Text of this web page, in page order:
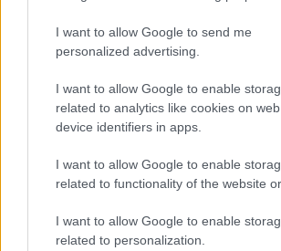
I want to allow Google to send me
personalized advertising.
I want to allow Google to enable
related to analytics like cookies on
device identifiers in apps.
I want to allow Google to enable
related to functionality of the website
I want to allow Google to enable
related to personalization.